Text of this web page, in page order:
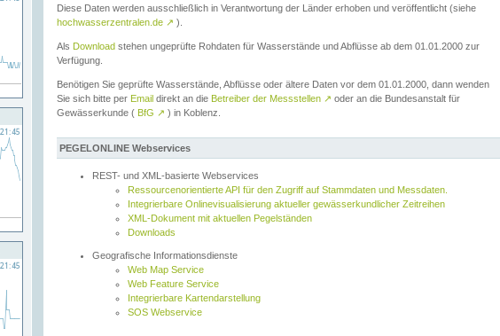
Diese Daten werden ausschließlich in Verantwortung der Länder erhoben und veröffentlicht (siehe
hochwasserzentralen.de ↗ ).
Als Download stehen ungeprüfte Rohdaten für Wasserstände und Abflüsse ab dem 01.01.2000 zur
Verfügung.
Benötigen Sie geprüfte Wasserstände, Abflüsse oder ältere Daten vor dem 01.01.2000, dann wenden
Sie sich bitte per Email direkt an die Betreiber der Messstellen ↗ oder an die Bundesanstalt für
Gewässerkunde ( BfG ↗ ) in Koblenz.
PEGELONLINE Webservices
REST- und XML-basierte Webservices
Ressourcenorientierte API für den Zugriff auf Stammdaten und Messdaten.
Integrierbare Onlinevisualisierung aktueller gewässerkundlicher Zeitreihen
XML-Dokument mit aktuellen Pegelständen
Downloads
Geografische Informationsdienste
Web Map Service
Web Feature Service
Integrierbare Kartendarstellung
SOS Webservice